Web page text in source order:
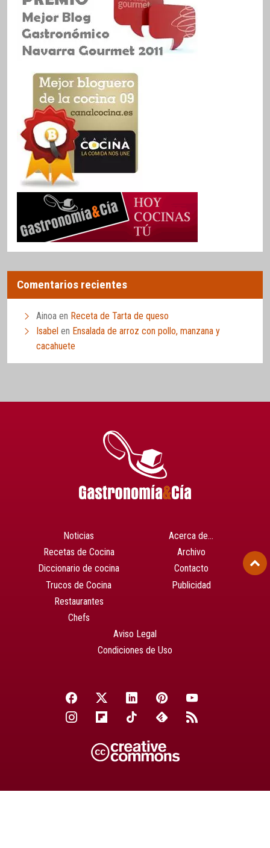
Comentarios recientes
Ainoa en Receta de Tarta de queso
Isabel en Ensalada de arroz con pollo, manzana y
cacahuete
Noticias
Recetas de Cocina
Diccionario de cocina
Trucos de Cocina
Restaurantes
Chefs
Acerca de…
Archivo
Contacto
Publicidad
Aviso Legal
Condiciones de Uso